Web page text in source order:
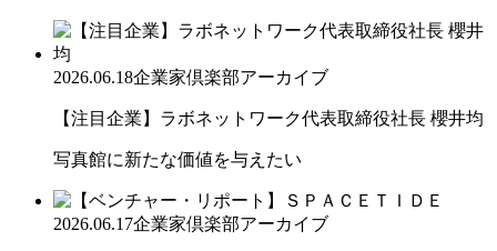
2026.06.18企業家倶楽部アーカイブ
【注目企業】ラボネットワーク代表取締役社長 櫻井均
写真館に新たな価値を与えたい
2026.06.17企業家倶楽部アーカイブ